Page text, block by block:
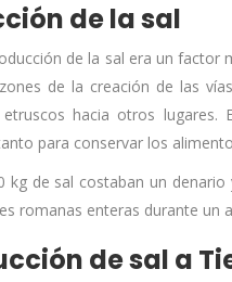
de la sal
de la sal era un factor
de la creación de las
hacia otros lugares.
para conservar los
kg de sal costaban un
romanas enteras durante un
de sal a